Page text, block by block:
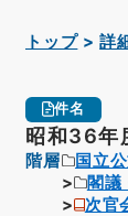
トップ 詳
件名
昭和36年
階層 国立
閣議
次官